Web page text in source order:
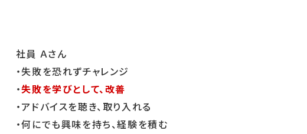
社員 Ａさん
・失敗を恐れずチャレンジ
・失敗を学びとして、改善
・アドバイスを聴き、取り入れる
・何にでも興味を持ち、経験を積む